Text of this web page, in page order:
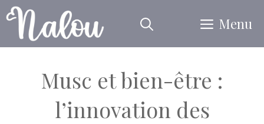
Aller
contenu
Menu
Musc et bien-être :
l’innovation des